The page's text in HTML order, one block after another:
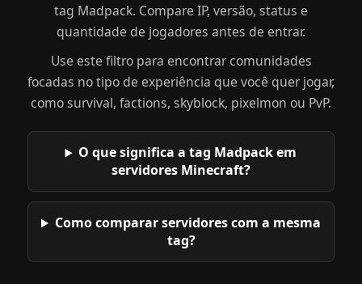
tag Madpack. Compare IP, versão, status e
quantidade de jogadores antes de entrar.
Use este filtro para encontrar comunidades
focadas no tipo de experiência que você quer jogar,
como survival, factions, skyblock, pixelmon ou PvP.
O que significa a tag Madpack em
servidores Minecraft?
Como comparar servidores com a mesma
tag?